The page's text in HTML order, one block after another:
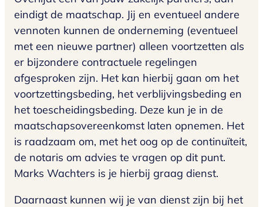
eindigt de maatschap. Jij en eventueel andere
vennoten kunnen de onderneming (eventueel
met een nieuwe partner) alleen voortzetten als
er bijzondere contractuele regelingen
afgesproken zijn. Het kan hierbij gaan om het
voortzettingsbeding, het verblijvingsbeding en
het toescheidingsbeding. Deze kun je in de
maatschapsovereenkomst laten opnemen. Het
is raadzaam om, met het oog op de continuïteit,
de notaris om advies te vragen op dit punt.
Marks Wachters is je hierbij graag dienst.
Daarnaast kunnen wij je van dienst zijn bij het